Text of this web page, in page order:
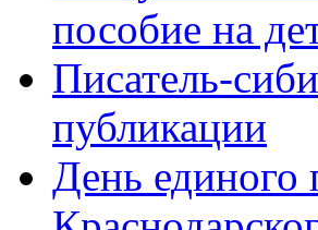
пособие на
Писатель-
публикации
День единого